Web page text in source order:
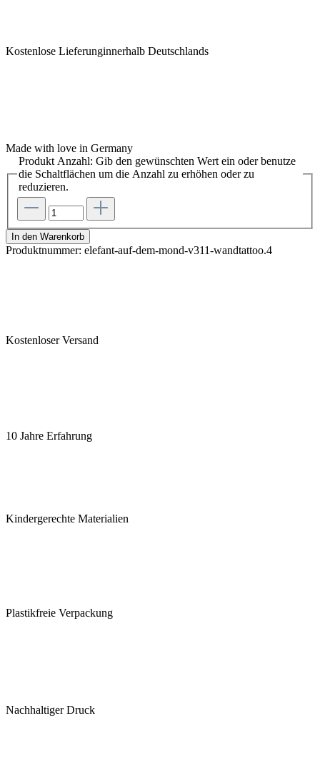
Kostenlose Lieferunginnerhalb Deutschlands
Made with love in Germany
Produkt Anzahl: Gib den gewünschten Wert ein oder benutze
die Schaltflächen um die Anzahl zu erhöhen oder zu
reduzieren.
In den Warenkorb
Produktnummer: elefant-auf-dem-mond-v311-wandtattoo.4
Kostenloser Versand
10 Jahre Erfahrung
Kindergerechte Materialien
Plastikfreie Verpackung
Nachhaltiger Druck